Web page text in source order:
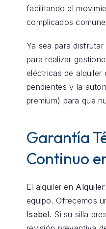
facilitando el
complicados
Ya sea para
para realizar
eléctricas de
pendientes y la
premium) para que
Garantía
Continuo
El alquiler en
equipo. Ofrecemos
Isabel. Si su silla